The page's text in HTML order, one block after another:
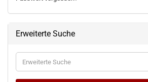
Erweiterte Suche
Erweiterte
Suche